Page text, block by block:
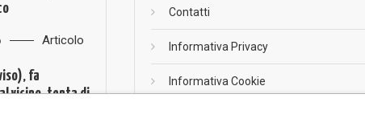
Articolo
fa
vicino, tenta di
Contatti
Informativa Privacy
Informativa Cookie